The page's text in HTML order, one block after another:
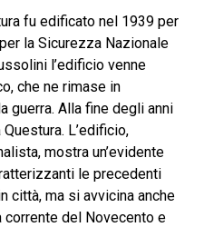
fu edificato nel 1939 per
la Sicurezza Nazionale
l’edificio venne
che ne rimase in
guerra. Alla fine degli anni
L’edificio,
mostra un’evidente
le precedenti
città, ma si avvicina anche
del Novecento e